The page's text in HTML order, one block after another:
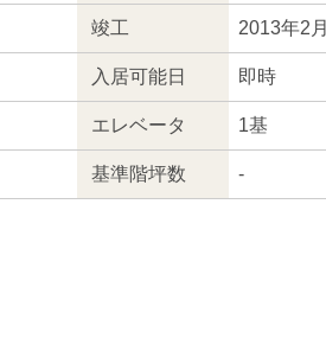
竣工 2013年2月
入居可能日 即時
エレベータ 1基
基準階坪数 -